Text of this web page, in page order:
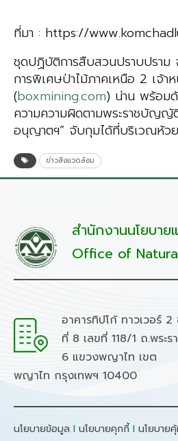
ที่มา : https://
ชุดปฏิบัติการสืบสวนปราบปราม
การพิเศษป่าไม้ภาคเหนือ 2 เจ้
(boxmining.com) น่าน พร้อม
ความความผิดตามพระราชบัญญั
อนุญาตฯ” จับกุมได้ที่บริเวณห้ว
ข่าวสิ่งแวดล้อม
สำนักงานนโยบา
Office of
อาคารทิปโก้ ทาวเวอร์ 2
ที่ 8 เลขที่ 118/1 ถ.พระร
6 แขวงพญาไท เขต
พญาไท กรุงเทพฯ 10400
นโยบายข้อมูล I นโยบายคุกกี้ I นโยบาย